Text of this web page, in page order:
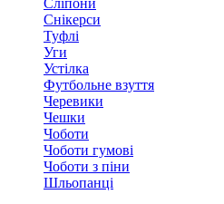
Сліпони
Снікерси
Туфлі
Уги
Устілка
Футбольне взуття
Черевики
Чешки
Чоботи
Чоботи гумові
Чоботи з піни
Шльопанці